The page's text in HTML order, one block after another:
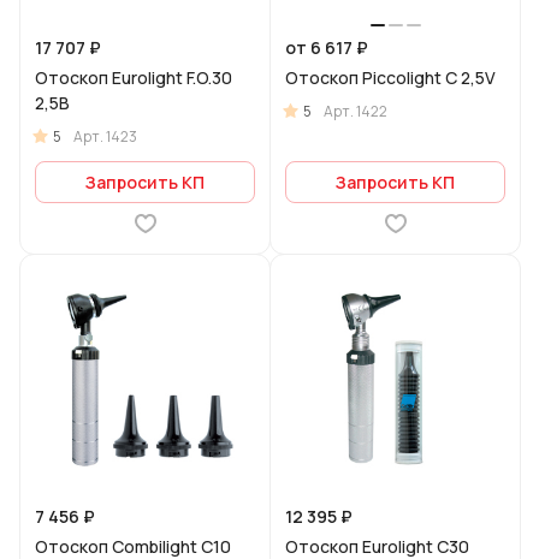
17 707 ₽
Отоскоп Eurolight F.O.30
2,5В
5 Арт.1423
Запросить КП
от 6 617 ₽
Отоскоп Piccolight С 2,5V
5 Арт.1422
Запросить КП
7 456 ₽
Отоскоп Combilight C10
12 395 ₽
Отоскоп Eurolight C30